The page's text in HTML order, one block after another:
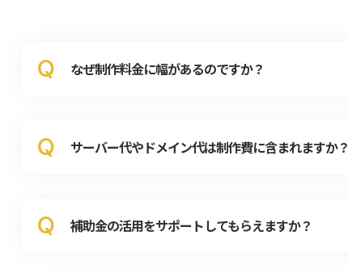
Q なぜ制作料金に幅があるのですか？
Q サーバー代やドメイン代は制作費に含まれますか？
Q 補助金の活用をサポートしてもらえますか？